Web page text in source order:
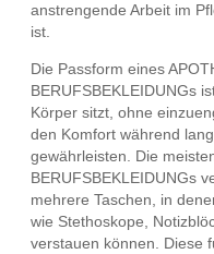
anstrengende Arbeit im
ist.
Die Passform eines
BERUFSBEKLEIDUNGs
Körper sitzt, ohne
den Komfort während
gewährleisten. Die
BERUFSBEKLEIDUNGs
mehrere Taschen, in
wie Stethoskope,
verstauen können. Diese